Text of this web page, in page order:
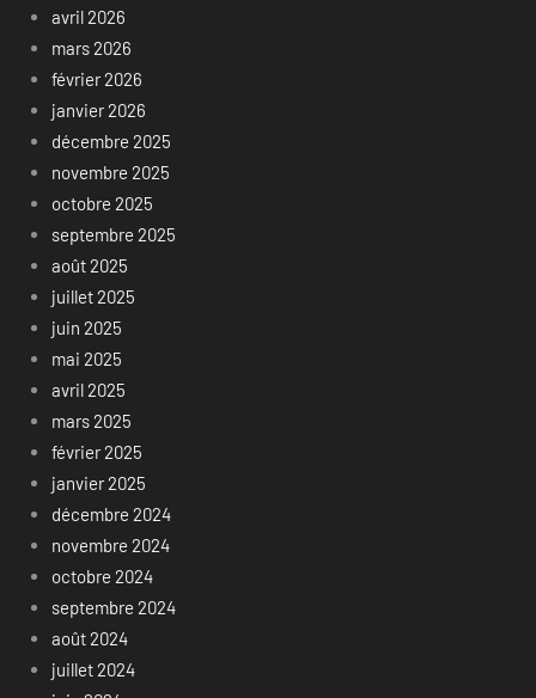
avril 2026
mars 2026
février 2026
janvier 2026
décembre 2025
novembre 2025
octobre 2025
septembre 2025
août 2025
juillet 2025
juin 2025
mai 2025
avril 2025
mars 2025
février 2025
janvier 2025
décembre 2024
novembre 2024
octobre 2024
septembre 2024
août 2024
juillet 2024